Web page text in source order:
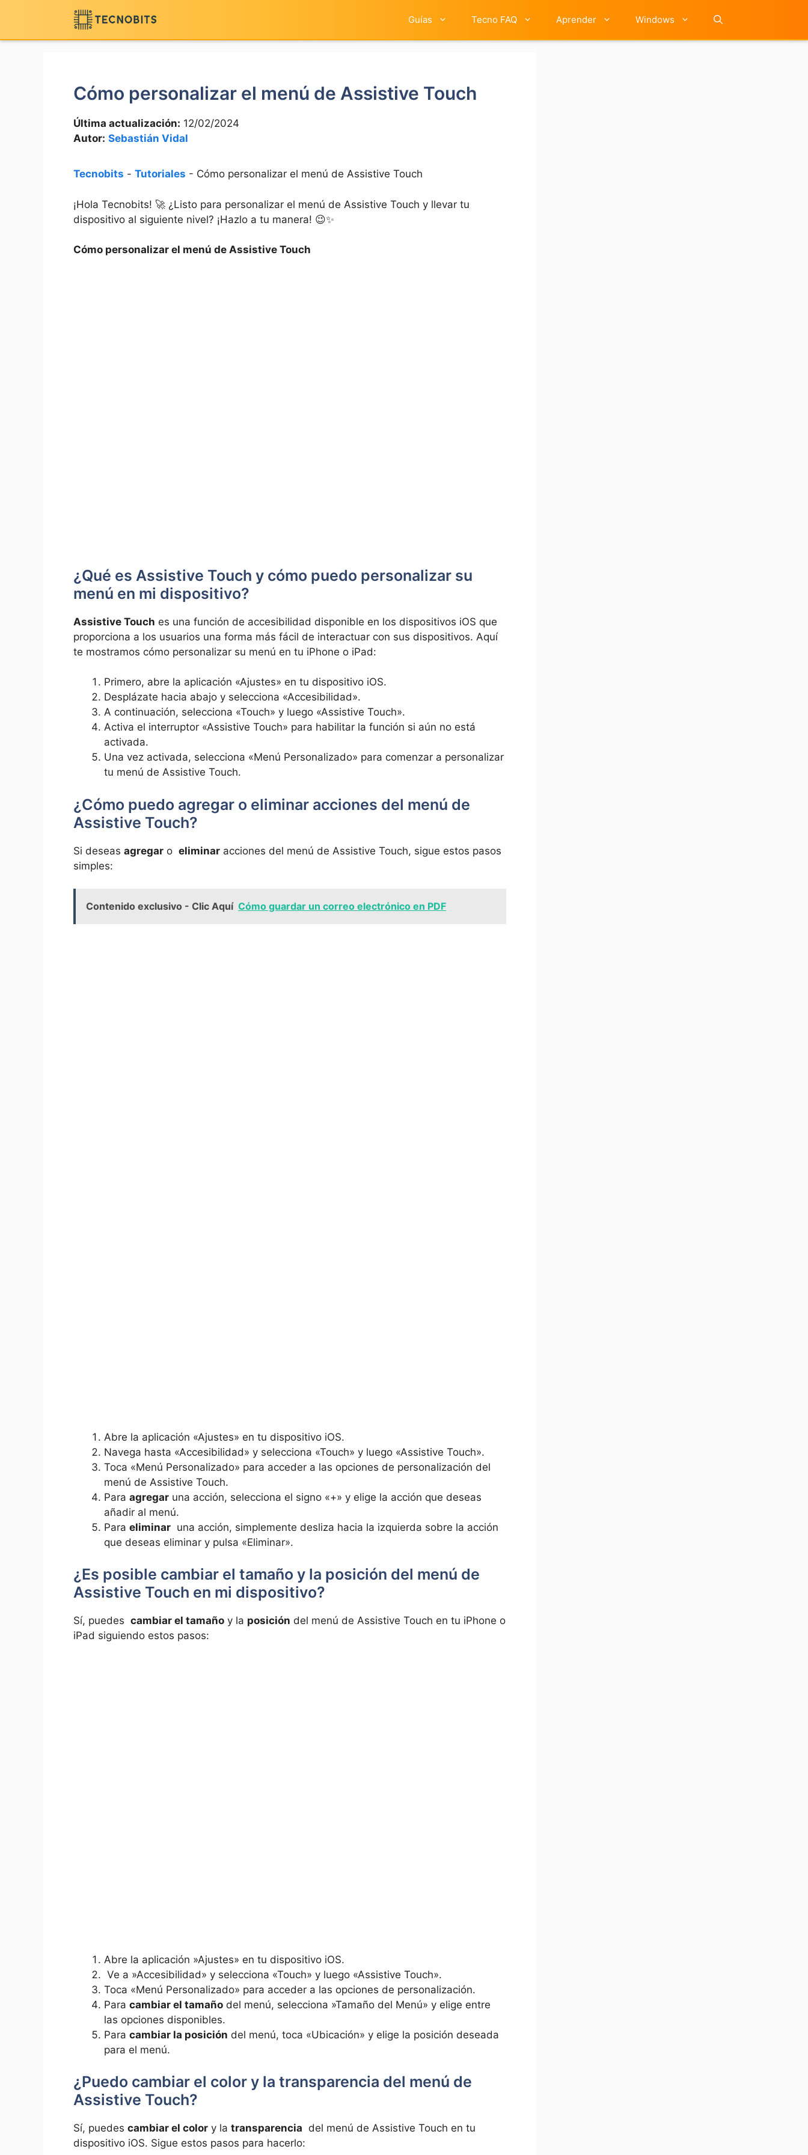
contenido
Guías Tecno FAQ Aprender Windows
Cómo personalizar el menú de Assistive Touch
Última actualización: 12/02/2024
Autor: Sebastián Vidal
Tecnobits - Tutoriales - Cómo personalizar el menú de Assistive Touch
¡Hola Tecnobits! 🚀 ¿Listo para personalizar ‍el menú de Assistive Touch y llevar tu
dispositivo al​ siguiente nivel? ⁤¡Hazlo a tu manera! 😉✨
Cómo personalizar el menú ‍de Assistive‍ Touch
¿Qué es Assistive Touch ‍y cómo puedo personalizar su
menú⁢ en⁢ mi dispositivo?
Assistive Touch es una función de‍ accesibilidad disponible ‌en los dispositivos iOS que
proporciona a los usuarios una forma‍ más ‌fácil⁣ de interactuar ‍con sus ⁤dispositivos. Aquí
te mostramos ‌cómo ⁤personalizar su ⁣menú en tu iPhone o iPad:
Primero, abre la​ aplicación «Ajustes» en tu dispositivo iOS.
Desplázate hacia abajo y⁢ selecciona⁣ «Accesibilidad».
A continuación, selecciona «Touch» y luego «Assistive Touch».
Activa el interruptor «Assistive Touch» para habilitar la función si aún no está
activada.
Una vez activada, selecciona «Menú ⁢Personalizado» para comenzar ‍a personalizar
tu menú de Assistive Touch.
¿Cómo puedo agregar o eliminar acciones del menú ‍de
Assistive Touch?
Si deseas agregar ⁢o ⁢ eliminar acciones ‌del ‌menú de Assistive Touch, sigue estos pasos
simples:
Contenido exclusivo - Clic Aquí Cómo guardar un correo electrónico en PDF
Abre​ la ⁢aplicación «Ajustes» en tu dispositivo⁤ iOS.
Navega hasta «Accesibilidad» y selecciona‌ «Touch»⁣ y luego «Assistive Touch».
Toca «Menú Personalizado»​ para acceder a​ las opciones ‌de personalización ⁣del
menú de Assistive Touch.
Para agregar una⁢ acción, ​selecciona el signo «+» y elige ⁤la acción que deseas
añadir al ⁤menú.
Para eliminar ⁣ una acción, simplemente ⁢desliza hacia la izquierda sobre la acción
que deseas ⁤eliminar ​y pulsa «Eliminar».
¿Es posible cambiar el tamaño ⁣y la‌ posición ⁣del menú⁣ de
⁢Assistive Touch en mi dispositivo?
Sí,⁣ puedes ⁣ cambiar el ⁢tamaño y la‌ posición del ⁤menú de Assistive ⁣Touch en tu iPhone o
iPad siguiendo‌ estos pasos:
Abre la aplicación ‍»Ajustes» en tu dispositivo iOS.
⁢ Ve a ​»Accesibilidad» y selecciona «Touch» y luego «Assistive Touch».
Toca «Menú‌ Personalizado» para acceder a las opciones de personalización.
Para cambiar⁣ el tamaño del menú, selecciona ‍»Tamaño del Menú» y elige entre
las opciones disponibles.
Para cambiar la posición del menú, toca «Ubicación» y elige‌ la posición‍ deseada
⁤para el menú.
¿Puedo cambiar⁢ el color y ⁤la transparencia‌ del menú de
Assistive Touch?
Sí,‌ puedes cambiar el color y la transparencia ⁣ del ‍menú de ‍Assistive Touch en tu‍
dispositivo ‍iOS. Sigue estos pasos para hacerlo: